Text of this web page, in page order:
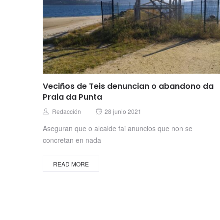
Veciños de Teis denuncian o abandono da
Praia da Punta
Author
Redacción
Posted
28 junio 2021
Aseguran que o alcalde fai anuncios que non se
concretan en nada
READ MORE